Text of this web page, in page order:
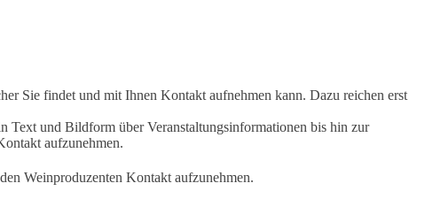
Sie findet und mit Ihnen Kontakt aufnehmen kann. Dazu reichen erst
Text und Bildform über Veranstaltungsinformationen bis hin zur
aufzunehmen.
Weinproduzenten Kontakt aufzunehmen.